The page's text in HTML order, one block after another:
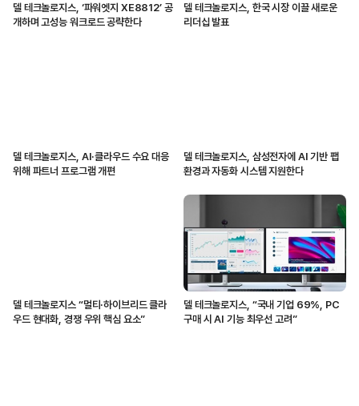
델 테크놀로지스, ‘파워엣지 XE8812’ 공
개하며 고성능 워크로드 공략한다
델 테크놀로지스, 한국 시장 이끌 새로운
리더십 발표
델 테크놀로지스, AI·클라우드 수요 대응
위해 파트너 프로그램 개편
델 테크놀로지스, 삼성전자에 AI 기반 팹
환경과 자동화 시스템 지원한다
델 테크놀로지스 “멀티·하이브리드 클라
우드 현대화, 경쟁 우위 핵심 요소”
델 테크놀로지스, “국내 기업 69%, PC
구매 시 AI 기능 최우선 고려”